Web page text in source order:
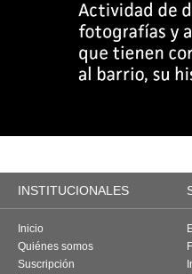
INSTITUCIONALES
Inicio
Quiénes somos
Suscripción